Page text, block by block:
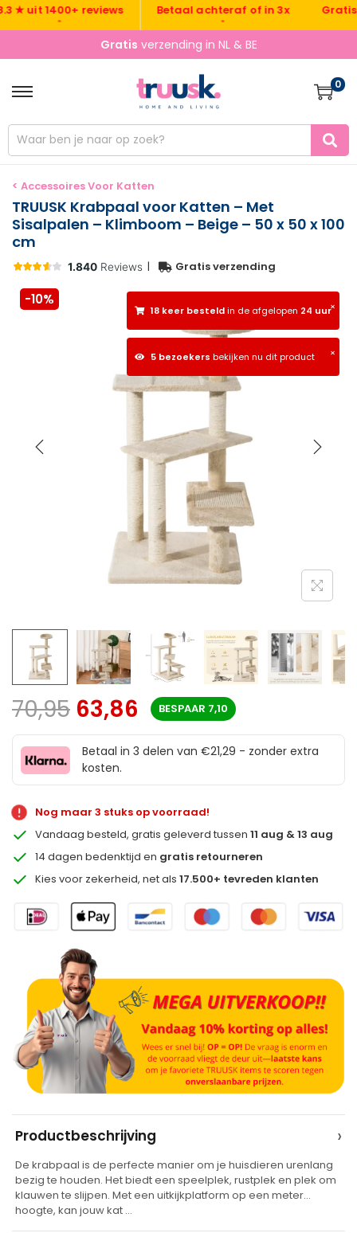
1400+ reviews Betaal achteraf of in 3x Gratis
Gratis verzending in NL & BE
0
< Accessoires Voor Katten
TRUUSK Krabpaal voor Katten – Met
Sisalpalen – Klimboom – Beige – 50 x 50 x 100
cm
| Gratis verzending
×
18 keer besteldin de afgelopen 24 uur
×
5 bezoekers bekijken nu dit product
-10%
70,95 63,86 BESPAAR 7,10
Betaal in 3 delen van €21,29 - zonder extra
kosten.
Nog maar 3 stuks op voorraad!
Vandaag besteld, gratis geleverd tussen11 aug & 13 aug
14 dagen bedenktijd en gratis retourneren
Kies voor zekerheid, net als17.500+ tevreden klanten
t
e
r
Productbeschrijving ›
De krabpaal is de perfecte manier om je huisdieren urenlang
bezig te houden. Het biedt een speelplek, rustplek en plek om
klauwen te slijpen. Met een uitkijkplatform op een meter
hoogte, kan jouw kat …